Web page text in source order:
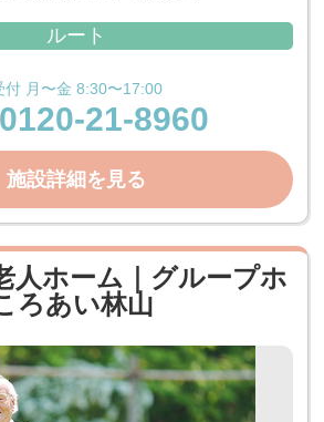
ルート
付 月〜金 8:30〜17:00
0120-21-8960
施設詳細を見る
人ホーム｜グループホ
あい林山